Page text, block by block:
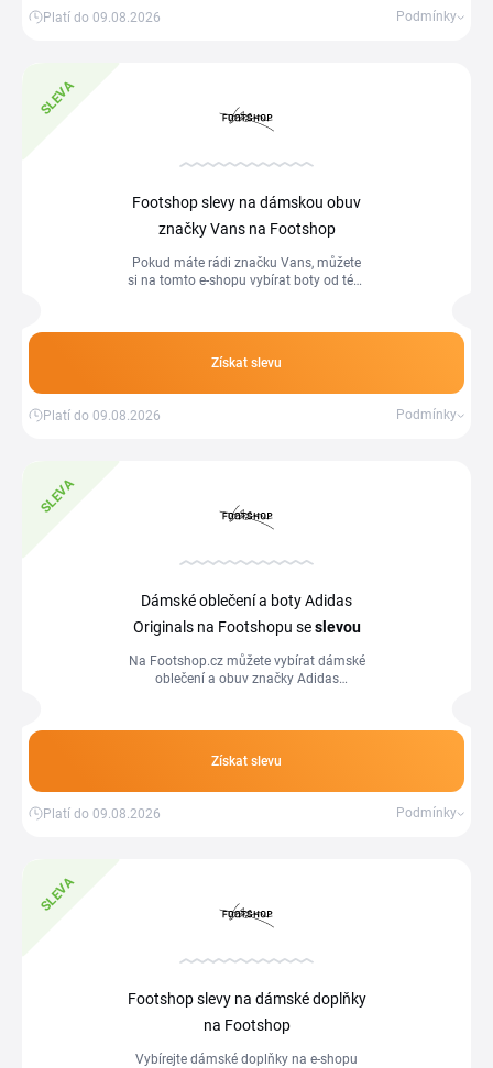
Platí do 09.08.2026 Podmínky
SLEVA
Footshop slevy na dámskou obuv
značky Vans na Footshop
Pokud máte rádi značku Vans, můžete
si na tomto e-shopu vybírat boty od této
Získat slevu
Platí do 09.08.2026 Podmínky
SLEVA
Dámské oblečení a boty Adidas
Originals na Footshopu seslevou
Na Footshop.cz můžete vybírat dámské
oblečení a obuv značky Adidas
Získat slevu
Platí do 09.08.2026 Podmínky
SLEVA
Footshop slevy na dámské doplňky
na Footshop
Vybírejte dámské doplňky na e-shopu